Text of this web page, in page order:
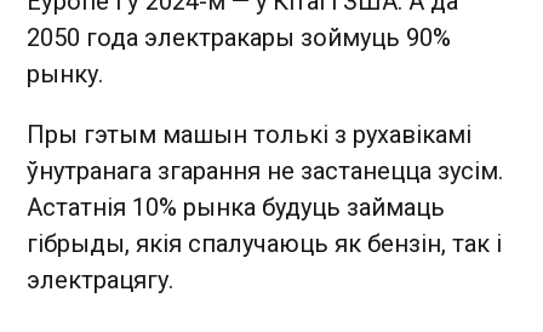
2050 года электракары зоймуць 90%
рынку.
Пры гэтым машын толькі з рухавікамі
ўнутранага згарання не застанецца зусім.
Астатнія 10% рынка будуць займаць
гібрыды, якія спалучаюць як бензін, так і
электрацягу.